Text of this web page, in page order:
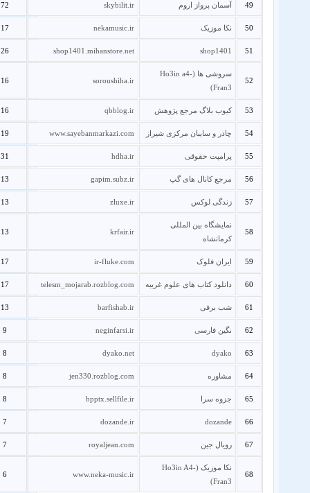
49 آسمان پرواز اروم skybilit.ir
72
50 نکا موزیک nekamusic.ir
17
51
shop1401
shop1401.mihanstore.net
26
52
سروشی ها (Ho3in a4-
Fran3)
soroushiha.ir
16
53 کیوب بلاگ مرجع پژوهش qbblog.ir
16
54 چادر و سایبان مرکزی شیراز www.sayebanmarkazi.com
19
55 پرامپت حقوقی hdha.ir
31
56 مرجع کانال های گپ gapim.subz.ir
13
57 زندگی لوکس zluxe.ir
13
58
نمایشگاه بین المللی
کرمانشاه
krfair.ir
13
59 ایران فلوک ir-fluke.com
17
60 دانلود کتاب های علوم غریبه telesm_mojarab.rozblog.com
17
61 شب برفی barfishab.ir
13
62 نگین فارسی neginfarsi.ir
9
63
dyako
dyako.net
8
64 مشاوره jen330.rozblog.com
8
65 جزوه سرا bpptx.sellfile.ir
8
66
dozande
dozande.ir
7
67 رویال جین royaljean.com
7
68
نکا موزیک (Ho3in A4-
Fran3)
www.neka-music.ir
6